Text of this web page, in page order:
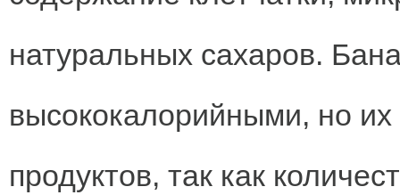
натуральных сахаров.
высококалорийными, но их
продуктов, так как